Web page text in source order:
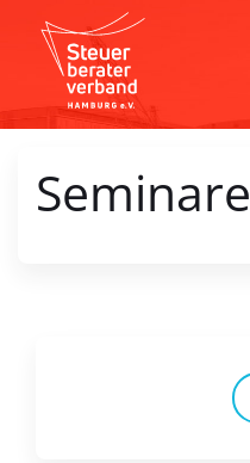
Seminare